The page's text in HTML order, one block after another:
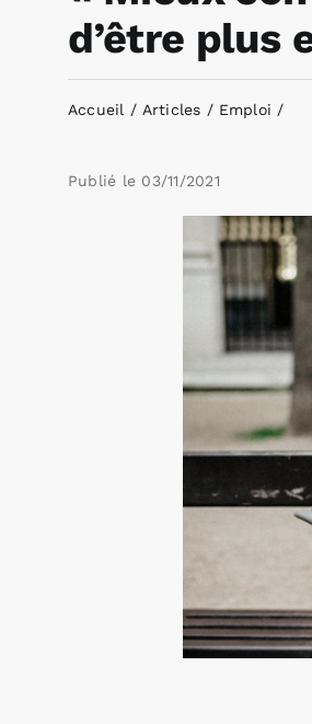
d’être plus
Accueil Articles Emploi
Publié le 03/11/2021